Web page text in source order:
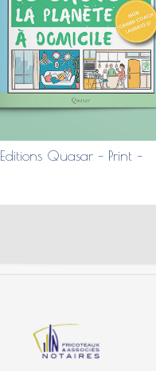
Editions Quasar – Print –